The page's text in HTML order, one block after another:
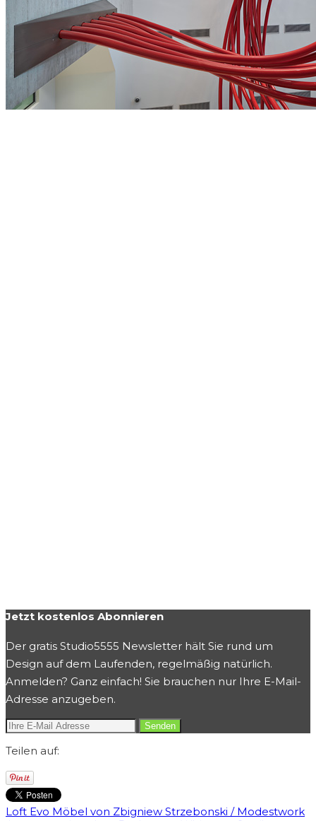
Jetzt kostenlos Abonnieren
Der gratis Studio5555 Newsletter hält Sie rund um
Design auf dem Laufenden, regelmäßig natürlich.
Anmelden? Ganz einfach! Sie brauchen nur Ihre E-Mail-
Adresse anzugeben.
Teilen auf:
Loft Evo Möbel von Zbigniew Strzebonski / Modestwork